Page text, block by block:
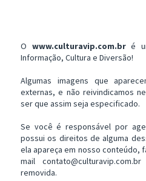
O www.culturavip.com.bré
Informação, Cultura e Diversão!
Algumas imagens que
externas, e não reivindicamos
ser que assim seja especificado.
Se você é responsável por
possui os direitos de alguma
ela apareça em nosso conteúdo,
mail
removida.